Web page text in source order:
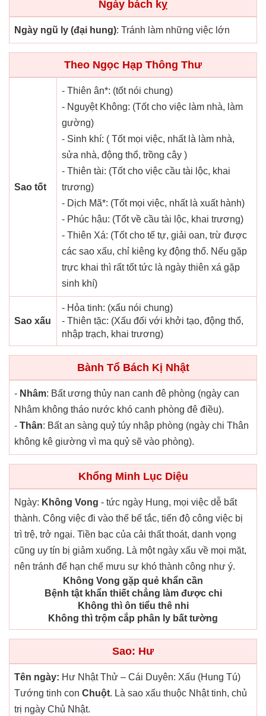
Ngày bách kỵ
Ngày ngũ ly (đại hung): Tránh làm những việc lớn
Theo Ngọc Hạp Thông Thư
Sao tốt
- Thiên ân*: (tốt nói chung)
- Nguyệt Không: (Tốt cho việc làm nhà, làm
gường)
- Sinh khí: ( Tốt mọi việc, nhất là làm nhà,
sửa nhà, động thổ, trồng cây )
- Thiên tài: (Tốt cho việc cầu tài lộc, khai
trương)
- Dịch Mã*: (Tốt mọi việc, nhất là xuất hành)
- Phúc hậu: (Tốt về cầu tài lộc, khai trương)
- Thiên Xá: (Tốt cho tế tự, giải oan, trừ được
các sao xấu, chỉ kiêng kỵ động thổ. Nếu gặp
trực khai thì rất tốt tức là ngày thiên xá gặp
sinh khí)
Sao xấu
- Hỏa tinh: (xấu nói chung)
- Thiên tặc: (Xấu đối với khởi tạo, động thổ,
nhập trạch, khai trương)
Bành Tổ Bách Kị Nhật
- Nhâm: Bất ương thủy nan canh đê phòng (ngày can
Nhâm không tháo nước khó canh phòng đê điều).
- Thân: Bất an sàng quỷ túy nhập phòng (ngày chi Thân
không kê giường vì ma quỷ sẽ vào phòng).
Khổng Minh Lục Diệu
Ngày: Không Vong - tức ngày Hung, mọi việc dễ bất
thành. Công việc đi vào thế bế tắc, tiến độ công việc bị
trì trệ, trở ngại. Tiền bạc của cải thất thoát, danh vọng
cũng uy tín bị giảm xuống. Là một ngày xấu về mọi mặt,
nên tránh để hạn chế mưu sự khó thành công như ý.
Không Vong gặp quẻ khẩn cần
Bệnh tật khẩn thiết chẳng làm được chi
Không thì ôn tiểu thê nhi
Không thì trộm cắp phân ly bất tường
Sao: Hư
Tên ngày: Hư Nhật Thử – Cái Duyên: Xấu (Hung Tú)
Tướng tinh con Chuột. Là sao xấu thuộc Nhật tinh, chủ
trị ngày Chủ Nhật.